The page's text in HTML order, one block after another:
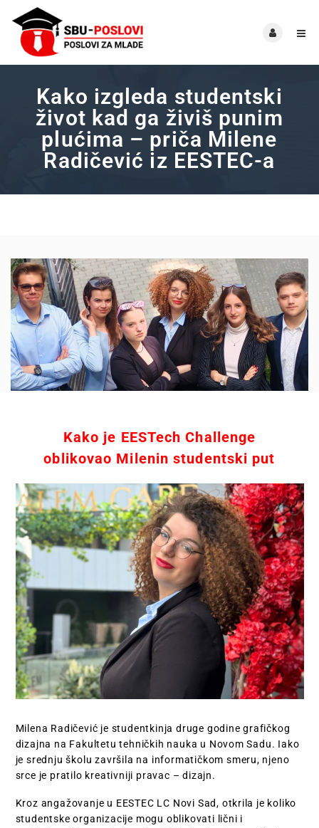
Kako izgleda studentski
život kad ga živiš punim
plućima – priča Milene
Radičević iz EESTEC-a
Kako je EESTech Challenge
oblikovao Milenin studentski put
Milena Radičević je studentkinja druge godine grafičkog
dizajna na Fakultetu tehničkih nauka u Novom Sadu. Iako
je srednju školu završila na informatičkom smeru, njeno
srce je pratilo kreativniji pravac – dizajn.
Kroz angažovanje u EESTEC LC Novi Sad, otkrila je koliko
studentske organizacije mogu oblikovati lični i